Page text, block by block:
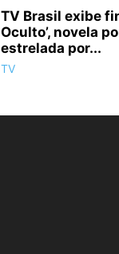
TV Brasil exibe
Oculto’, novela
estrelada por...
TV